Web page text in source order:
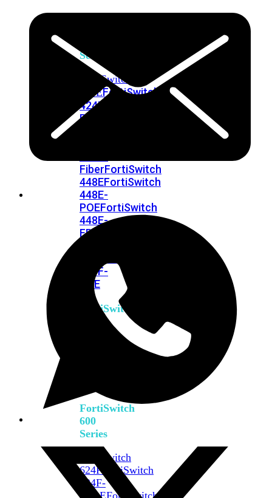
Series
FortiSwitch
424EFortiSwitch
424E-
POE
FiberFortiSwitch
448EFortiSwitch
448E-
POEFortiSwitch
448E-
FPOE
424F-
POE
FortiSwitch
FortiSwitch
600
Series
FortiSwitch
624F FortiSwitch
624F-
FPOEFortiSwitch